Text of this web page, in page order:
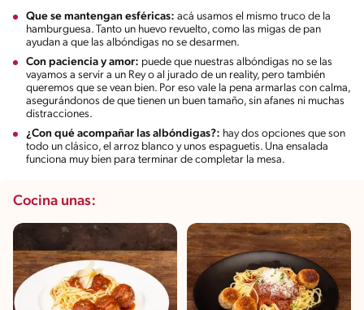
Que se mantengan esféricas: acá usamos el mismo truco de la
hamburguesa. Tanto un huevo revuelto, como las migas de pan
ayudan a que las albóndigas no se desarmen.
Con paciencia y amor: puede que nuestras albóndigas no se las
vayamos a servir a un Rey o al jurado de un reality, pero también
queremos que se vean bien. Por eso vale la pena armarlas con calma,
asegurándonos de que tienen un buen tamaño, sin afanes ni muchas
distracciones.
¿Con qué acompañar las albóndigas?: hay dos opciones que son
todo un clásico, el arroz blanco y unos espaguetis. Una ensalada
funciona muy bien para terminar de completar la mesa.
Cocina unas: